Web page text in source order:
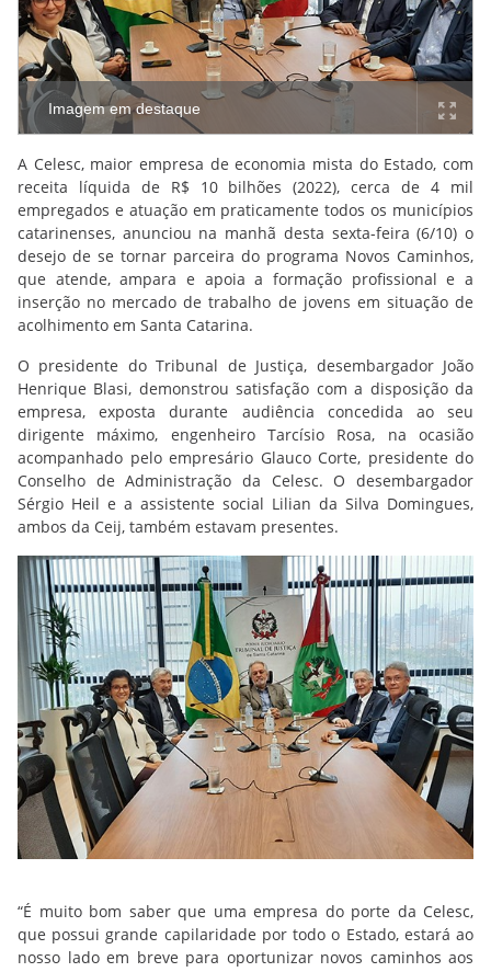
Imagem em destaque
A Celesc, maior empresa de economia mista do Estado, com
receita líquida de R$ 10 bilhões (2022), cerca de 4 mil
empregados e atuação em praticamente todos os municípios
catarinenses, anunciou na manhã desta sexta-feira (6/10) o
desejo de se tornar parceira do programa Novos Caminhos,
que atende, ampara e apoia a formação profissional e a
inserção no mercado de trabalho de jovens em situação de
acolhimento em Santa Catarina.
O presidente do Tribunal de Justiça, desembargador João
Henrique Blasi, demonstrou satisfação com a disposição da
empresa, exposta durante audiência concedida ao seu
dirigente máximo, engenheiro Tarcísio Rosa, na ocasião
acompanhado pelo empresário Glauco Corte, presidente do
Conselho de Administração da Celesc. O desembargador
Sérgio Heil e a assistente social Lilian da Silva Domingues,
ambos da Ceij, também estavam presentes.
“É muito bom saber que uma empresa do porte da Celesc,
que possui grande capilaridade por todo o Estado, estará ao
nosso lado em breve para oportunizar novos caminhos aos